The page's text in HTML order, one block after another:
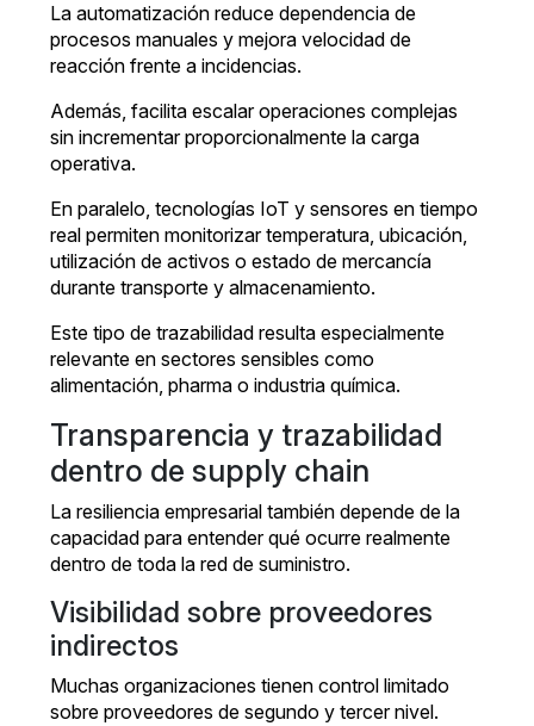
La automatización reduce dependencia de
procesos manuales y mejora velocidad de
reacción frente a incidencias.
Además, facilita escalar operaciones complejas
sin incrementar proporcionalmente la carga
operativa.
En paralelo, tecnologías IoT y sensores en tiempo
real permiten monitorizar temperatura, ubicación,
utilización de activos o estado de mercancía
durante transporte y almacenamiento.
Este tipo de trazabilidad resulta especialmente
relevante en sectores sensibles como
alimentación, pharma o industria química.
Transparencia y trazabilidad
dentro de supply chain
La resiliencia empresarial también depende de la
capacidad para entender qué ocurre realmente
dentro de toda la red de suministro.
Visibilidad sobre proveedores
indirectos
Muchas organizaciones tienen control limitado
sobre proveedores de segundo y tercer nivel.